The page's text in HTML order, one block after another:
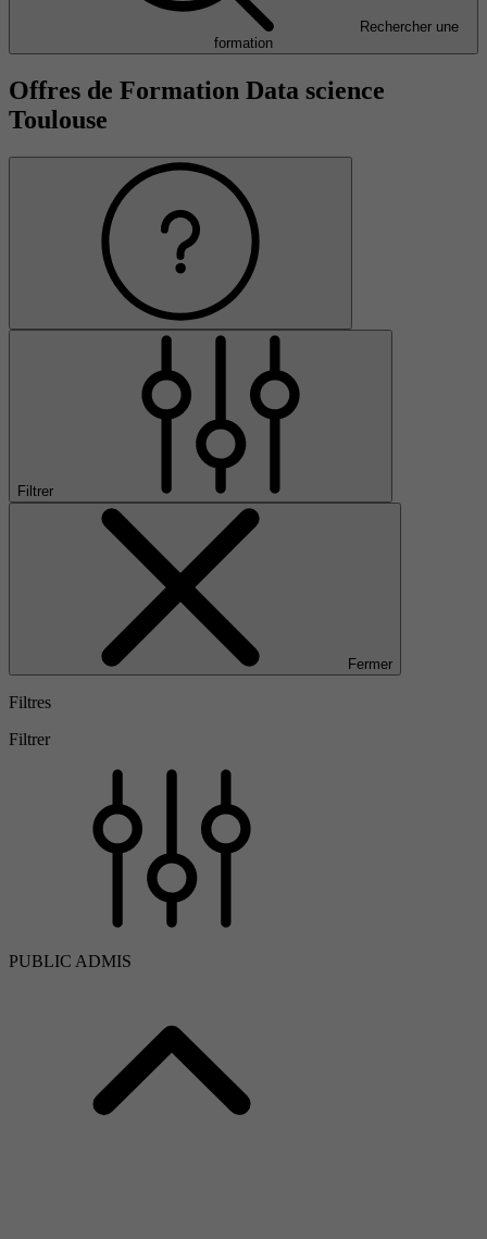
Rechercher une
formation
Offres de Formation Data science
Toulouse
Filtrer
Fermer
Filtres
Filtrer
PUBLIC ADMIS